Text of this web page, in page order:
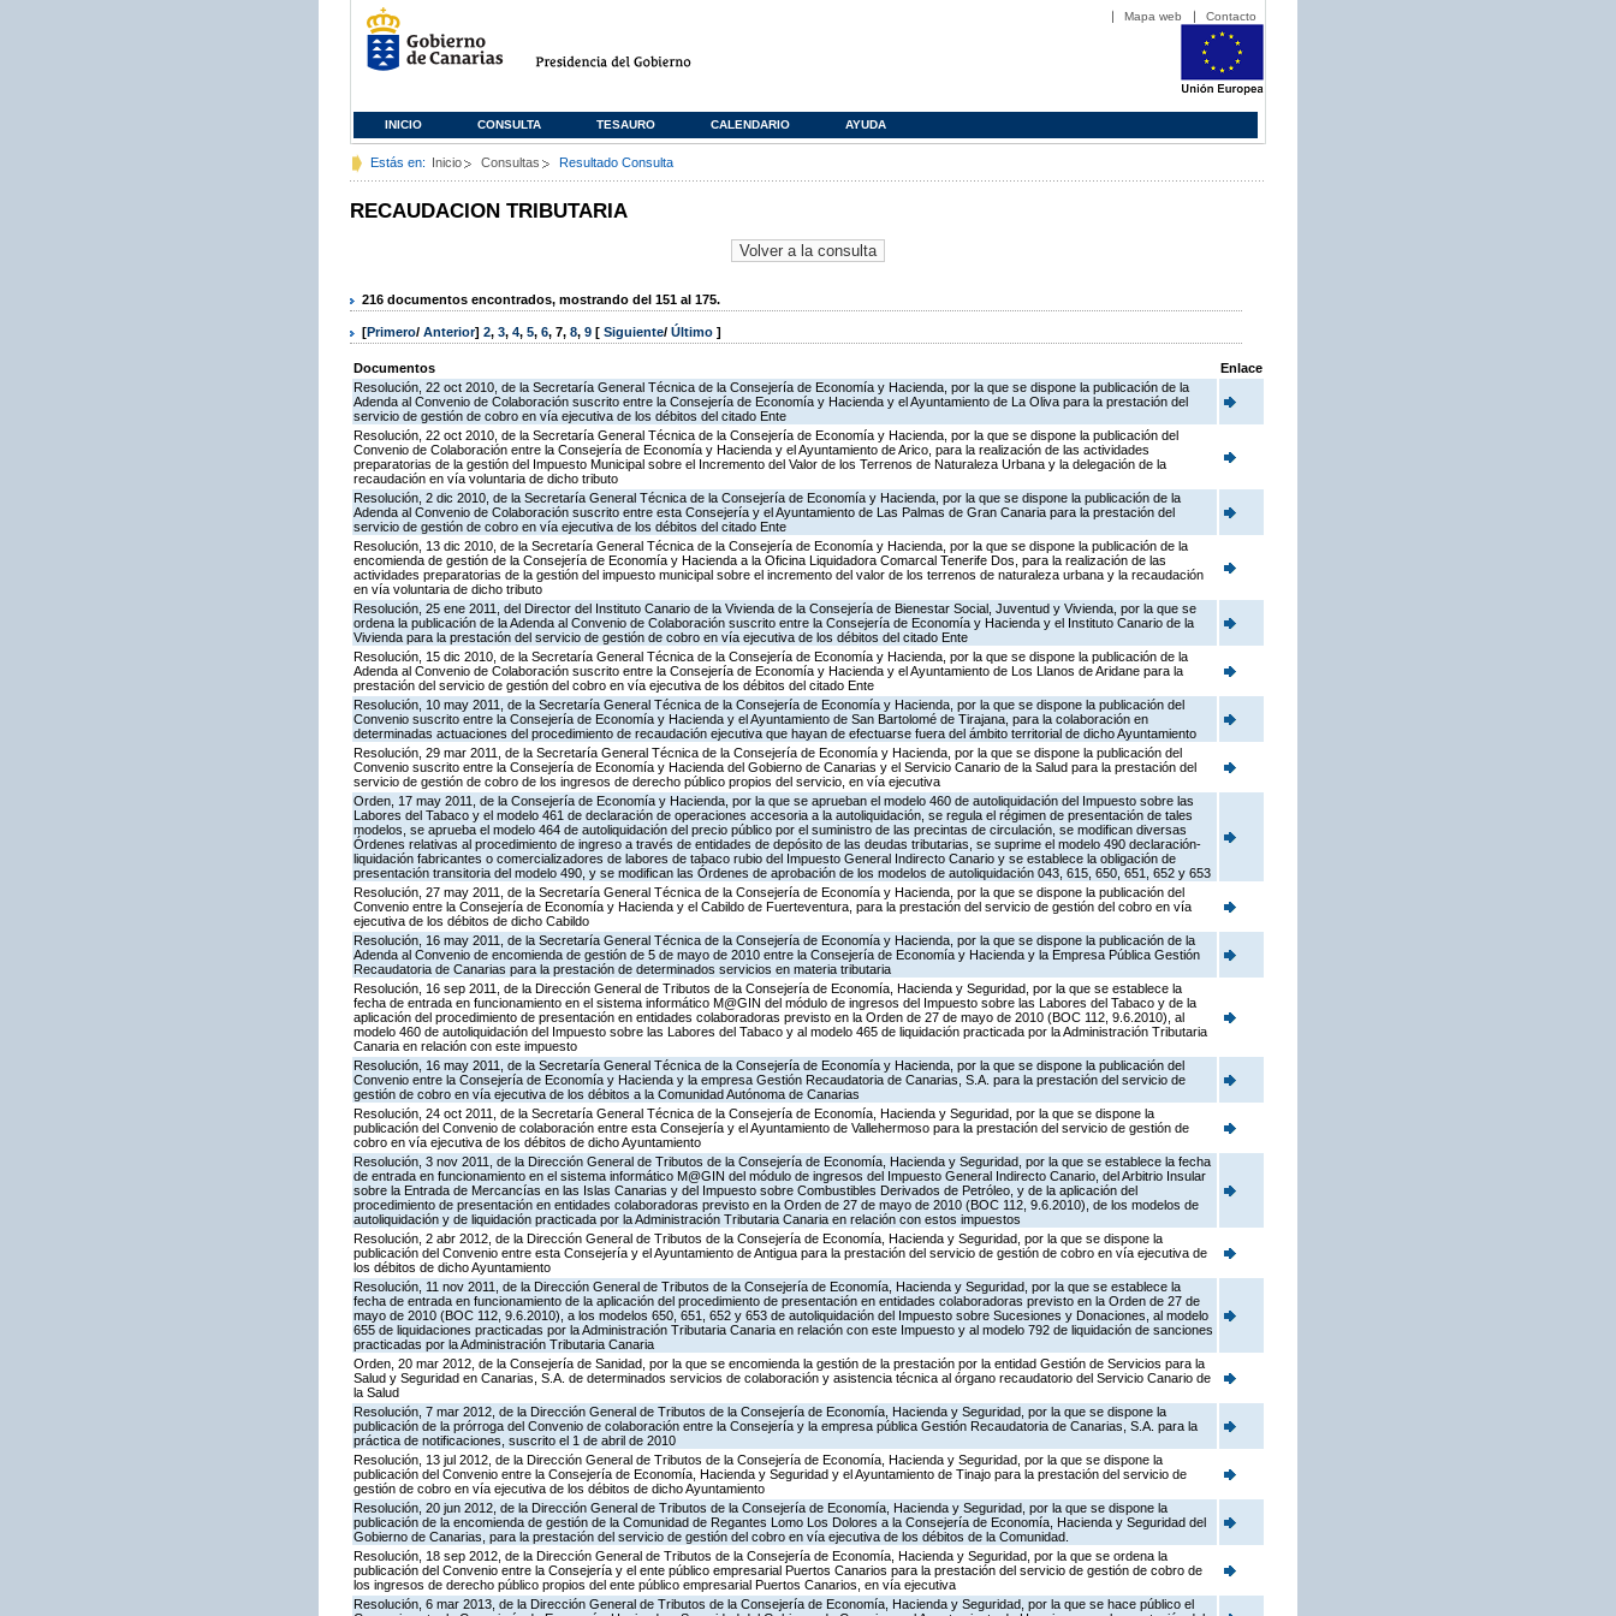
Mapa web Contacto
INICIO CONSULTA TESAURO CALENDARIO AYUDA
Estás en: Inicio Consultas Resultado Consulta
RECAUDACION TRIBUTARIA
216 documentos encontrados, mostrando del 151 al 175.
[Primero/ Anterior] 2, 3, 4, 5, 6, 7, 8, 9 [ Siguiente/ Último ]
Documentos
Enlace
Resolución, 22 oct 2010, de la Secretaría General Técnica de la Consejería de Economía y Hacienda, por la que se dispone la publicación de la
Adenda al Convenio de Colaboración suscrito entre la Consejería de Economía y Hacienda y el Ayuntamiento de La Oliva para la prestación del
servicio de gestión de cobro en vía ejecutiva de los débitos del citado Ente
Resolución, 22 oct 2010, de la Secretaría General Técnica de la Consejería de Economía y Hacienda, por la que se dispone la publicación del
Convenio de Colaboración entre la Consejería de Economía y Hacienda y el Ayuntamiento de Arico, para la realización de las actividades
preparatorias de la gestión del Impuesto Municipal sobre el Incremento del Valor de los Terrenos de Naturaleza Urbana y la delegación de la
recaudación en vía voluntaria de dicho tributo
Resolución, 2 dic 2010, de la Secretaría General Técnica de la Consejería de Economía y Hacienda, por la que se dispone la publicación de la
Adenda al Convenio de Colaboración suscrito entre esta Consejería y el Ayuntamiento de Las Palmas de Gran Canaria para la prestación del
servicio de gestión de cobro en vía ejecutiva de los débitos del citado Ente
Resolución, 13 dic 2010, de la Secretaría General Técnica de la Consejería de Economía y Hacienda, por la que se dispone la publicación de la
encomienda de gestión de la Consejería de Economía y Hacienda a la Oficina Liquidadora Comarcal Tenerife Dos, para la realización de las
actividades preparatorias de la gestión del impuesto municipal sobre el incremento del valor de los terrenos de naturaleza urbana y la recaudación
en vía voluntaria de dicho tributo
Resolución, 25 ene 2011, del Director del Instituto Canario de la Vivienda de la Consejería de Bienestar Social, Juventud y Vivienda, por la que se
ordena la publicación de la Adenda al Convenio de Colaboración suscrito entre la Consejería de Economía y Hacienda y el Instituto Canario de la
Vivienda para la prestación del servicio de gestión de cobro en vía ejecutiva de los débitos del citado Ente
Resolución, 15 dic 2010, de la Secretaría General Técnica de la Consejería de Economía y Hacienda, por la que se dispone la publicación de la
Adenda al Convenio de Colaboración suscrito entre la Consejería de Economía y Hacienda y el Ayuntamiento de Los Llanos de Aridane para la
prestación del servicio de gestión del cobro en vía ejecutiva de los débitos del citado Ente
Resolución, 10 may 2011, de la Secretaría General Técnica de la Consejería de Economía y Hacienda, por la que se dispone la publicación del
Convenio suscrito entre la Consejería de Economía y Hacienda y el Ayuntamiento de San Bartolomé de Tirajana, para la colaboración en
determinadas actuaciones del procedimiento de recaudación ejecutiva que hayan de efectuarse fuera del ámbito territorial de dicho Ayuntamiento
Resolución, 29 mar 2011, de la Secretaría General Técnica de la Consejería de Economía y Hacienda, por la que se dispone la publicación del
Convenio suscrito entre la Consejería de Economía y Hacienda del Gobierno de Canarias y el Servicio Canario de la Salud para la prestación del
servicio de gestión de cobro de los ingresos de derecho público propios del servicio, en vía ejecutiva
Orden, 17 may 2011, de la Consejería de Economía y Hacienda, por la que se aprueban el modelo 460 de autoliquidación del Impuesto sobre las
Labores del Tabaco y el modelo 461 de declaración de operaciones accesoria a la autoliquidación, se regula el régimen de presentación de tales
modelos, se aprueba el modelo 464 de autoliquidación del precio público por el suministro de las precintas de circulación, se modifican diversas
Órdenes relativas al procedimiento de ingreso a través de entidades de depósito de las deudas tributarias, se suprime el modelo 490 declaración-
liquidación fabricantes o comercializadores de labores de tabaco rubio del Impuesto General Indirecto Canario y se establece la obligación de
presentación transitoria del modelo 490, y se modifican las Órdenes de aprobación de los modelos de autoliquidación 043, 615, 650, 651, 652 y 653
Resolución, 27 may 2011, de la Secretaría General Técnica de la Consejería de Economía y Hacienda, por la que se dispone la publicación del
Convenio entre la Consejería de Economía y Hacienda y el Cabildo de Fuerteventura, para la prestación del servicio de gestión del cobro en vía
ejecutiva de los débitos de dicho Cabildo
Resolución, 16 may 2011, de la Secretaría General Técnica de la Consejería de Economía y Hacienda, por la que se dispone la publicación de la
Adenda al Convenio de encomienda de gestión de 5 de mayo de 2010 entre la Consejería de Economía y Hacienda y la Empresa Pública Gestión
Recaudatoria de Canarias para la prestación de determinados servicios en materia tributaria
Resolución, 16 sep 2011, de la Dirección General de Tributos de la Consejería de Economía, Hacienda y Seguridad, por la que se establece la
fecha de entrada en funcionamiento en el sistema informático M@GIN del módulo de ingresos del Impuesto sobre las Labores del Tabaco y de la
aplicación del procedimiento de presentación en entidades colaboradoras previsto en la Orden de 27 de mayo de 2010 (BOC 112, 9.6.2010), al
modelo 460 de autoliquidación del Impuesto sobre las Labores del Tabaco y al modelo 465 de liquidación practicada por la Administración Tributaria
Canaria en relación con este impuesto
Resolución, 16 may 2011, de la Secretaría General Técnica de la Consejería de Economía y Hacienda, por la que se dispone la publicación del
Convenio entre la Consejería de Economía y Hacienda y la empresa Gestión Recaudatoria de Canarias, S.A. para la prestación del servicio de
gestión de cobro en vía ejecutiva de los débitos a la Comunidad Autónoma de Canarias
Resolución, 24 oct 2011, de la Secretaría General Técnica de la Consejería de Economía, Hacienda y Seguridad, por la que se dispone la
publicación del Convenio de colaboración entre esta Consejería y el Ayuntamiento de Vallehermoso para la prestación del servicio de gestión de
cobro en vía ejecutiva de los débitos de dicho Ayuntamiento
Resolución, 3 nov 2011, de la Dirección General de Tributos de la Consejería de Economía, Hacienda y Seguridad, por la que se establece la fecha
de entrada en funcionamiento en el sistema informático M@GIN del módulo de ingresos del Impuesto General Indirecto Canario, del Arbitrio Insular
sobre la Entrada de Mercancías en las Islas Canarias y del Impuesto sobre Combustibles Derivados de Petróleo, y de la aplicación del
procedimiento de presentación en entidades colaboradoras previsto en la Orden de 27 de mayo de 2010 (BOC 112, 9.6.2010), de los modelos de
autoliquidación y de liquidación practicada por la Administración Tributaria Canaria en relación con estos impuestos
Resolución, 2 abr 2012, de la Dirección General de Tributos de la Consejería de Economía, Hacienda y Seguridad, por la que se dispone la
publicación del Convenio entre esta Consejería y el Ayuntamiento de Antigua para la prestación del servicio de gestión de cobro en vía ejecutiva de
los débitos de dicho Ayuntamiento
Resolución, 11 nov 2011, de la Dirección General de Tributos de la Consejería de Economía, Hacienda y Seguridad, por la que se establece la
fecha de entrada en funcionamiento de la aplicación del procedimiento de presentación en entidades colaboradoras previsto en la Orden de 27 de
mayo de 2010 (BOC 112, 9.6.2010), a los modelos 650, 651, 652 y 653 de autoliquidación del Impuesto sobre Sucesiones y Donaciones, al modelo
655 de liquidaciones practicadas por la Administración Tributaria Canaria en relación con este Impuesto y al modelo 792 de liquidación de sanciones
practicadas por la Administración Tributaria Canaria
Orden, 20 mar 2012, de la Consejería de Sanidad, por la que se encomienda la gestión de la prestación por la entidad Gestión de Servicios para la
Salud y Seguridad en Canarias, S.A. de determinados servicios de colaboración y asistencia técnica al órgano recaudatorio del Servicio Canario de
la Salud
Resolución, 7 mar 2012, de la Dirección General de Tributos de la Consejería de Economía, Hacienda y Seguridad, por la que se dispone la
publicación de la prórroga del Convenio de colaboración entre la Consejería y la empresa pública Gestión Recaudatoria de Canarias, S.A. para la
práctica de notificaciones, suscrito el 1 de abril de 2010
Resolución, 13 jul 2012, de la Dirección General de Tributos de la Consejería de Economía, Hacienda y Seguridad, por la que se dispone la
publicación del Convenio entre la Consejería de Economía, Hacienda y Seguridad y el Ayuntamiento de Tinajo para la prestación del servicio de
gestión de cobro en vía ejecutiva de los débitos de dicho Ayuntamiento
Resolución, 20 jun 2012, de la Dirección General de Tributos de la Consejería de Economía, Hacienda y Seguridad, por la que se dispone la
publicación de la encomienda de gestión de la Comunidad de Regantes Lomo Los Dolores a la Consejería de Economía, Hacienda y Seguridad del
Gobierno de Canarias, para la prestación del servicio de gestión del cobro en vía ejecutiva de los débitos de la Comunidad.
Resolución, 18 sep 2012, de la Dirección General de Tributos de la Consejería de Economía, Hacienda y Seguridad, por la que se ordena la
publicación del Convenio entre la Consejería y el ente público empresarial Puertos Canarios para la prestación del servicio de gestión de cobro de
los ingresos de derecho público propios del ente público empresarial Puertos Canarios, en vía ejecutiva
Resolución, 6 mar 2013, de la Dirección General de Tributos de la Consejería de Economía, Hacienda y Seguridad, por la que se hace público el